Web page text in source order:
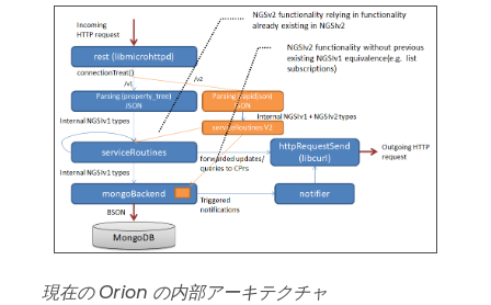
現在の Orion の内部アーキテクチャ